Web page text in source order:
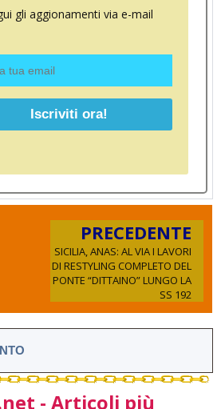
gli aggionamenti via e-mail
PRECEDENTE
SICILIA, ANAS: AL VIA I LAVORI
DI RESTYLING COMPLETO DEL
PONTE “DITTAINO” LUNGO LA
SS 192
- Articoli più